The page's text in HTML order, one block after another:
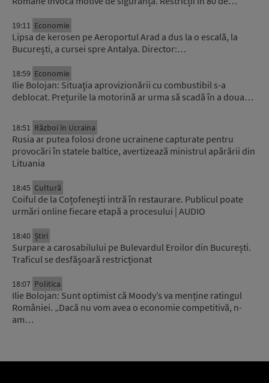
19:11 Economie
Lipsa de kerosen pe Aeroportul Arad a dus la o escală, la
București, a cursei spre Antalya. Director:…
18:59 Economie
Ilie Bolojan: Situaţia aprovizionării cu combustibil s-a
deblocat. Prețurile la motorină ar urma să scadă în a doua…
18:51 Război în Ucraina
Rusia ar putea folosi drone ucrainene capturate pentru
provocări în statele baltice, avertizează ministrul apărării din
Lituania
18:45 Cultură
Coiful de la Coțofenești intră în restaurare. Publicul poate
urmări online fiecare etapă a procesului | AUDIO
18:40 Știri
Surpare a carosabilului pe Bulevardul Eroilor din București.
Traficul se desfășoară restricționat
18:07 Politica
Ilie Bolojan: Sunt optimist că Moody’s va menține ratingul
României. „Dacă nu vom avea o economie competitivă, n-
am…